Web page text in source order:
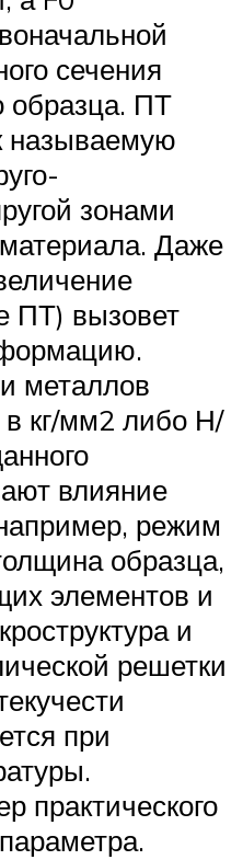
сечения
образца. ПТ
называемую
зонами
Даже
ПТ) вызовет
металлов
в кг/мм2 либо Н/
влияние
режим
образца,
элементов и
и
решетки
при
практического